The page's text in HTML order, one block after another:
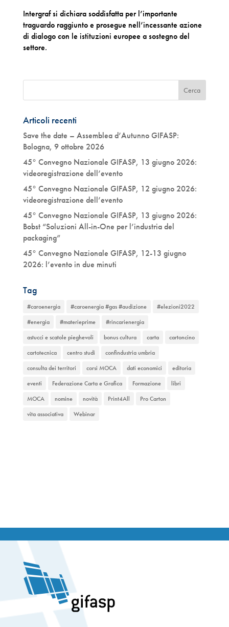
Intergraf si dichiara soddisfatta per l’importante
traguardo raggiunto e prosegue nell’incessante azione
di dialogo con le istituzioni europee a sostegno del
settore.
Articoli recenti
Save the date – Assemblea d’Autunno GIFASP:
Bologna, 9 ottobre 2026
45° Convegno Nazionale GIFASP, 13 giugno 2026:
videoregistrazione dell’evento
45° Convegno Nazionale GIFASP, 12 giugno 2026:
videoregistrazione dell’evento
45° Convegno Nazionale GIFASP, 13 giugno 2026:
Bobst “Soluzioni All-in-One per l’industria del
packaging”
45° Convegno Nazionale GIFASP, 12-13 giugno
2026: l’evento in due minuti
Tag
#caroenergia #caroenergia #gas #audizione
#elezioni2022
#energia
#materieprime
#rincarienergia
astucci e scatole pieghevoli
bonus cultura carta
cartoncino
cartotecnica
centro studi
confindustria umbria
consulta dei territori
corsi MOCA dati economici
editoria
eventi
Federazione Carta e Grafica Formazione
libri
MOCA
nomine novità Print4All
Pro Carton
vita associativa
Webinar